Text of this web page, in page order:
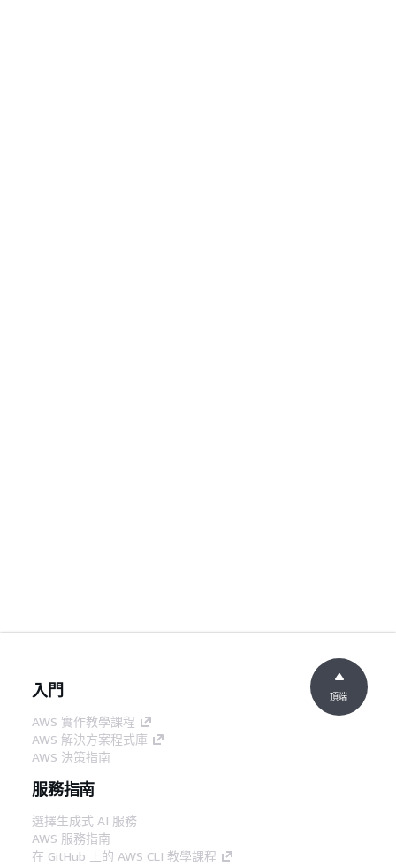
入門
AWS 實作教學課程
AWS 解決方案程式庫
AWS 決策指南
服務指南
選擇生成式 AI 服務
AWS 服務指南
在 GitHub 上的 AWS CLI 教學課程
頂端